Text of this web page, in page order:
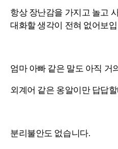
항상 장난감을 가지고 놀고
대화할 생각이 전혀 없어보
엄마 아빠 같은 말도 아직 거
외계어 같은 옹알이만 답답
분리불안도 없습니다.